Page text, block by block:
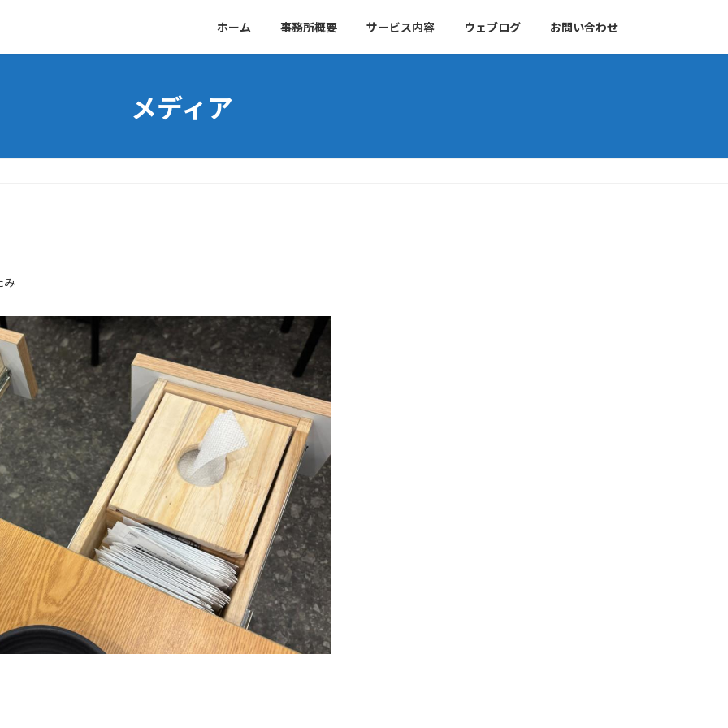
ホーム 事務所概要 サービス内容 ウェブログ お問い合わせ
メディア
み